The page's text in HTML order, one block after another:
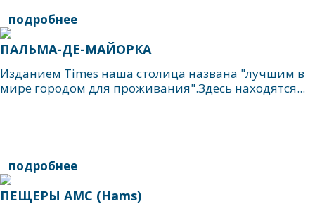
подробнее
ПАЛЬМА-ДЕ-МАЙОРКА
Изданием Times наша столица названа "лучшим в
мире городом для проживания".Здесь находятся...
подробнее
ПЕЩЕРЫ АМС (Hams)